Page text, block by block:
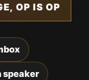
OP IS OP
speaker